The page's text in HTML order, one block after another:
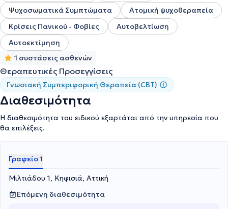
Ψυχοσωματικά Συμπτώματα
Ατομική ψυχοθεραπεία
Κρίσεις Πανικού - Φοβίες
Αυτοβελτίωση
Αυτοεκτίμηση
1 συστάσεις ασθενών
Θεραπευτικές Προσεγγίσεις
Γνωσιακή Συμπεριφορική Θεραπεία (CBT)
Διαθεσιμότητα
Η διαθεσιμότητα του ειδικού εξαρτάται από την υπηρεσία που
θα επιλέξεις.
Γραφείο 1
Μιλτιάδου 1, Κηφισιά, Αττική
Επόμενη διαθεσιμότητα